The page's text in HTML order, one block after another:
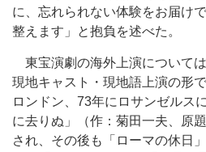
に、忘れられない体験をお届け
整えます」と抱負を述べた。
東宝演劇の海外上演については
現地キャスト・現地語上演の形
ロンドン、73年にロサンゼルス
に去りぬ」（作：菊田一夫、原
され、その後も「ローマの休日